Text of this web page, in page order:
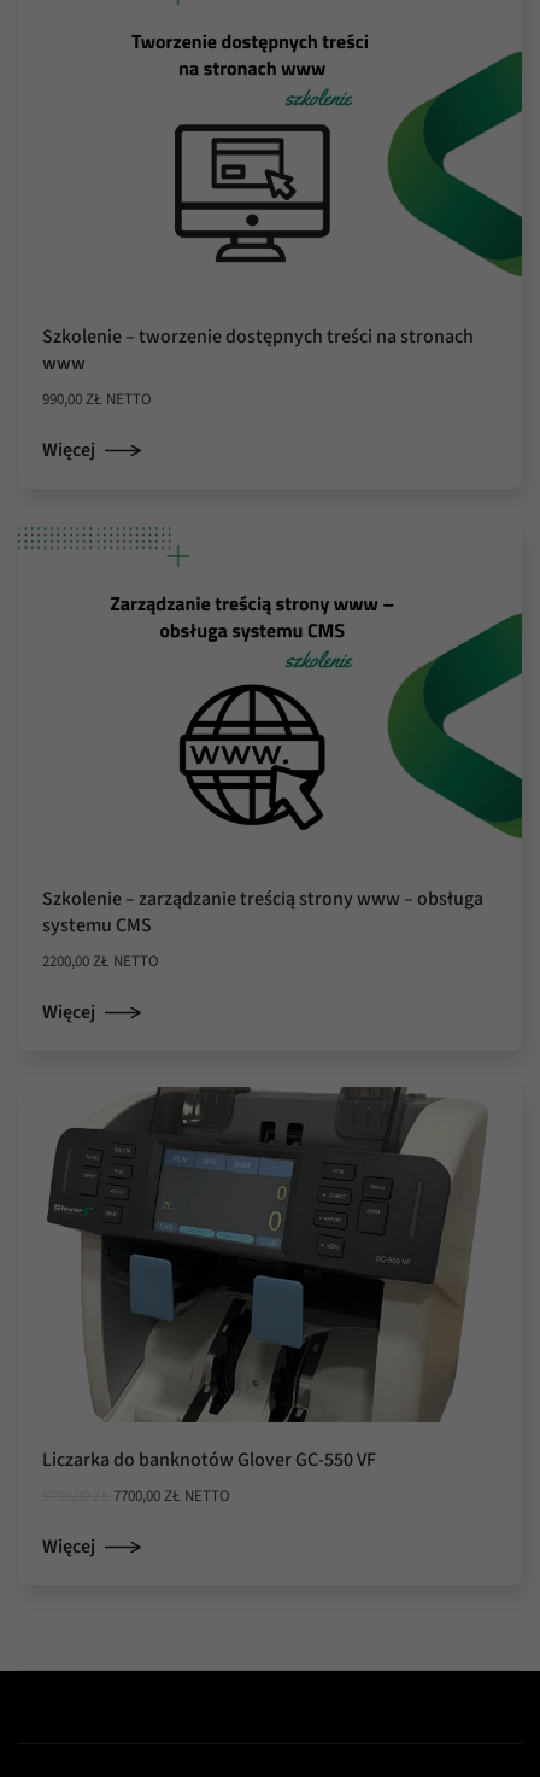
Szkolenie – tworzenie dostępnych treści na stronach
www
990,00ZŁ NETTO
Więcej
Szkolenie – zarządzanie treścią strony www – obsługa
systemu CMS
2200,00ZŁ NETTO
Więcej
Liczarka do banknotów Glover GC-550 VF
PIERWOTNA
WYNOSIŁA:
9790,00 ZŁ.
7700,00ZŁ AKTUALNA
NETTO
Więcej